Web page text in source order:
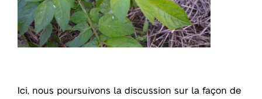
Ici, nous poursuivons la discussion sur la façon de